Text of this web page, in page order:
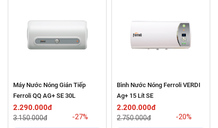
Máy Nước Nóng Gián Tiếp
Ferroli QQ AG+ SE 30L
2.290.000đ
3.150.000đ -27%
Bình Nước Nóng Ferroli VERDI
Ag+ 15 Lít SE
2.200.000đ
2.750.000đ -20%